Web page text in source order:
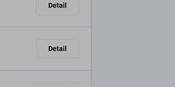
Detail
Detail